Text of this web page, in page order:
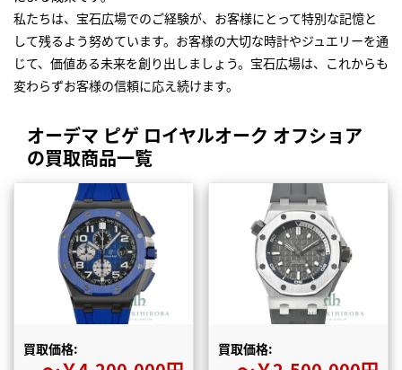
私たちは、宝石広場でのご経験が、お客様にとって特別な記憶と
して残るよう努めています。お客様の大切な時計やジュエリーを通
じて、価値ある未来を創り出しましょう。宝石広場は、これからも
変わらずお客様の信頼に応え続けます。
オーデマ ピゲ ロイヤルオーク オフショア
の買取商品一覧
買取価格: 買取価格: